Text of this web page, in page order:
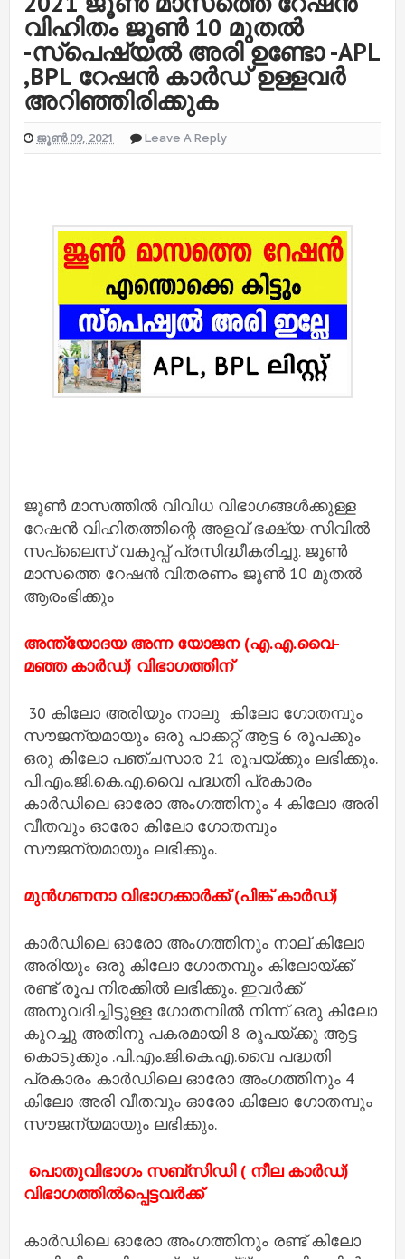
വിഹിതം ജൂൺ 10 മുതൽ
-സ്പെഷ്യൽ അരി ഉണ്ടോ -APL
,BPL റേഷൻ കാർഡ് ഉള്ളവർ
അറിഞ്ഞിരിക്കുക
ജൂൺ 09, 2021 Leave A Reply
ജൂൺ മാസത്തിൽ വിവിധ വിഭാഗങ്ങൾക്കുള്ള
റേഷൻ വിഹിതത്തിന്റെ അളവ് ഭക്ഷ്യ-സിവിൽ
സപ്ലൈസ് വകുപ്പ് പ്രസിദ്ധീകരിച്ചു. ജൂൺ
മാസത്തെ റേഷൻ വിതരണം ജൂൺ 10 മുതൽ
ആരംഭിക്കും
അന്ത്യോദയ അന്ന യോജന (എ.എ.വൈ-
മഞ്ഞ കാർഡ്) വിഭാഗത്തിന്
30 കിലോ അരിയും നാലു കിലോ ഗോതമ്പും
സൗജന്യമായും ഒരു പാക്കറ്റ് ആട്ട 6 രൂപക്കും
ഒരു കിലോ പഞ്ചസാര 21 രൂപയ്ക്കും ലഭിക്കും.
പി.എം.ജി.കെ.എ.വൈ പദ്ധതി പ്രകാരം
കാർഡിലെ ഓരോ അംഗത്തിനും 4 കിലോ അരി
വീതവും ഓരോ കിലോ ഗോതമ്പും
സൗജന്യമായും ലഭിക്കും.
മുൻഗണനാ വിഭാഗക്കാർക്ക് (പിങ്ക് കാർഡ്)
കാർഡിലെ ഓരോ അംഗത്തിനും നാല് കിലോ
അരിയും ഒരു കിലോ ഗോതമ്പും കിലോയ്ക്ക്
രണ്ട് രൂപ നിരക്കിൽ ലഭിക്കും. ഇവർക്ക്
അനുവദിച്ചിട്ടുള്ള ഗോതമ്പിൽ നിന്ന് ഒരു കിലോ
കുറച്ചു അതിനു പകരമായി 8 രൂപയ്ക്കു ആട്ട
കൊടുക്കും .പി.എം.ജി.കെ.എ.വൈ പദ്ധതി
പ്രകാരം കാർഡിലെ ഓരോ അംഗത്തിനും 4
കിലോ അരി വീതവും ഓരോ കിലോ ഗോതമ്പും
സൗജന്യമായും ലഭിക്കും.
പൊതുവിഭാഗം സബ്‌സിഡി ( നീല കാർഡ്)
വിഭാഗത്തിൽപ്പെട്ടവർക്ക്‌
കാർഡിലെ ഓരോ അംഗത്തിനും രണ്ട് കിലോ